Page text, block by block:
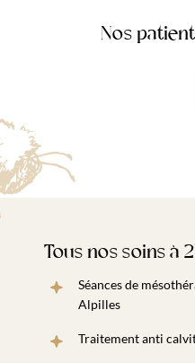
Nos
Tous nos soins à
Séances de
Alpilles
Traitement anti